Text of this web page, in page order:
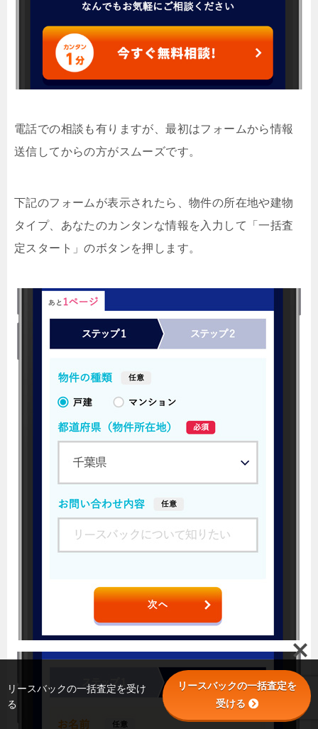
電話での相談も有りますが、最初はフォームから情報
送信してからの方がスムーズです。
下記のフォームが表示されたら、物件の所在地や建物
タイプ、あなたのカンタンな情報を入力して「一括査
定スタート」のボタンを押します。
リースバックの一括査定を受け
る
リースバックの一括査定を
受ける